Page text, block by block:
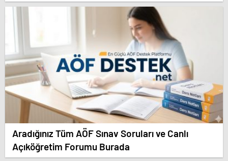
Aradığınız Tüm AÖF Sınav Soruları ve Canlı
Açıköğretim Forumu Burada